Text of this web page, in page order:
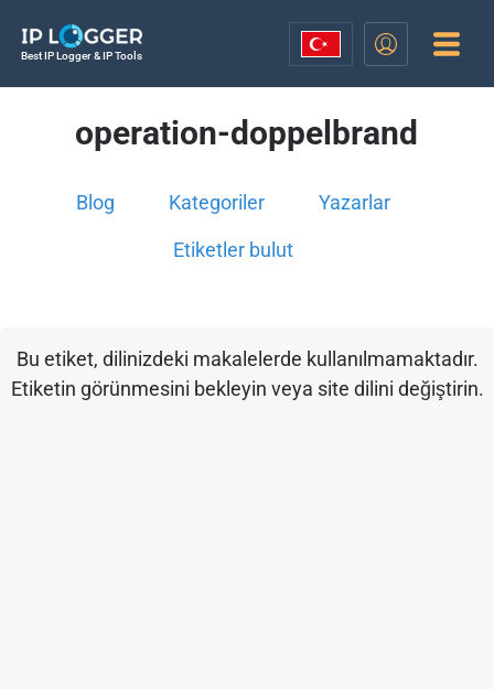
Best IP Logger & IP Tools
operation-doppelbrand
Blog Kategoriler Yazarlar
Etiketler bulut